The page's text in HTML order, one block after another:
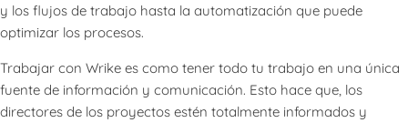
y los flujos de trabajo hasta la automatización que puede
optimizar los procesos.
Trabajar con Wrike es como tener todo tu trabajo en una única
fuente de información y comunicación. Esto hace que, los
directores de los proyectos estén totalmente informados y